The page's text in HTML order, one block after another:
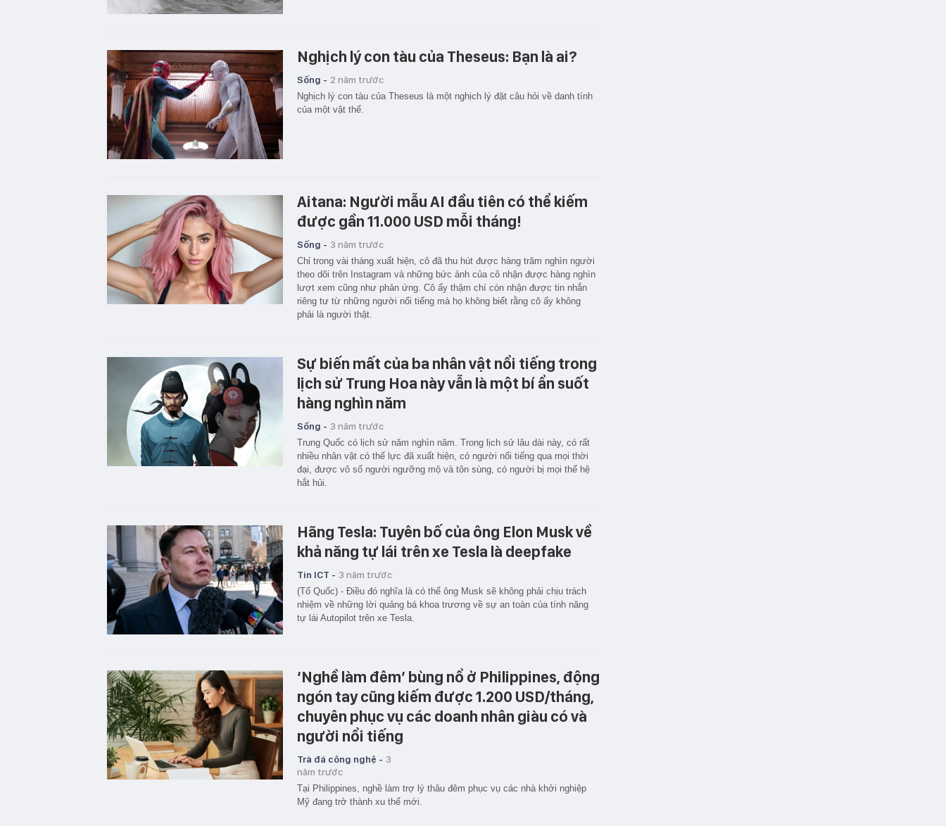
Nghịch lý con tàu của Theseus: Bạn là ai?
Sống - 2 năm trước
Nghịch lý con tàu của Theseus là một nghịch lý đặt câu hỏi về danh tính
của một vật thể.
Aitana: Người mẫu AI đầu tiên có thể kiếm
được gần 11.000 USD mỗi tháng!
Sống - 3 năm trước
Chỉ trong vài tháng xuất hiện, cô đã thu hút được hàng trăm nghìn người
theo dõi trên Instagram và những bức ảnh của cô nhận được hàng nghìn
lượt xem cũng như phản ứng. Cô ấy thậm chí còn nhận được tin nhắn
riêng tư từ những người nổi tiếng mà họ không biết rằng cô ấy không
phải là người thật.
Sự biến mất của ba nhân vật nổi tiếng trong
lịch sử Trung Hoa này vẫn là một bí ẩn suốt
hàng nghìn năm
Sống - 3 năm trước
Trung Quốc có lịch sử năm nghìn năm. Trong lịch sử lâu dài này, có rất
nhiều nhân vật có thế lực đã xuất hiện, có người nổi tiếng qua mọi thời
đại, được vô số người ngưỡng mộ và tôn sùng, có người bị mọi thế hệ
hắt hủi.
Hãng Tesla: Tuyên bố của ông Elon Musk về
khả năng tự lái trên xe Tesla là deepfake
Tin ICT - 3 năm trước
(Tổ Quốc) - Điều đó nghĩa là có thể ông Musk sẽ không phải chịu trách
nhiệm về những lời quảng bá khoa trương về sự an toàn của tính năng
tự lái Autopilot trên xe Tesla.
‘Nghề làm đêm’ bùng nổ ở Philippines, động
ngón tay cũng kiếm được 1.200 USD/tháng,
chuyên phục vụ các doanh nhân giàu có và
người nổi tiếng
Trà đá công nghệ - 3
năm trước
Tại Philippines, nghề làm trợ lý thâu đêm phục vụ các nhà khởi nghiệp
Mỹ đang trở thành xu thế mới.